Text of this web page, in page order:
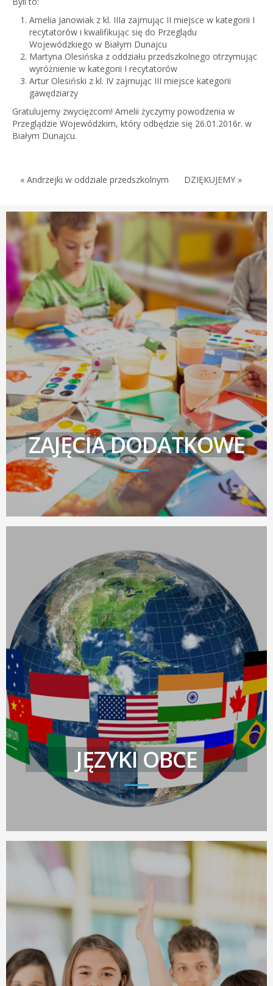
Amelia Janowiak z kl. IIIa zajmując II miejsce w kategorii I
recytatorów i kwalifikując się do Przeglądu
Wojewódzkiego w Białym Dunajcu
Martyna Olesińska z oddziału przedszkolnego otrzymując
wyróżnienie w kategorii I recytatorów
Artur Olesiński z kl. IV zajmując III miejsce kategorii
gawędziarzy
Gratulujemy zwycięzcom! Amelii życzymy powodzenia w
Przeglądzie Wojewódzkim, który odbędzie się 26.01.2016r. w
Białym Dunajcu.
« Andrzejki w oddziale przedszkolnym DZIĘKUJEMY »
ZAJĘCIA DODATKOWE
JĘZYKI OBCE